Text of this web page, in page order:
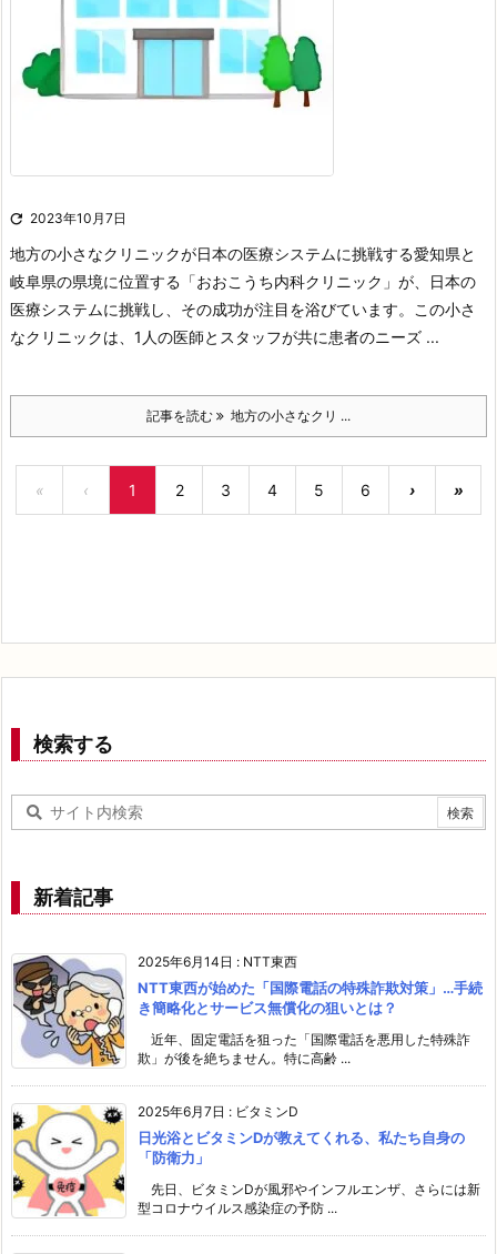
 2023年10月7日
地方の小さなクリニックが日本の医療システムに挑戦する愛知県と
岐阜県の県境に位置する「おおこうち内科クリニック」が、日本の
医療システムに挑戦し、その成功が注目を浴びています。この小さ
なクリニックは、1人の医師とスタッフが共に患者のニーズ ...
記事を読む 地方の小さなクリ ...
« ‹ 1 2 3 4 5 6 › »
検索する
新着記事
2025年6月14日 : NTT東西
NTT東西が始めた「国際電話の特殊詐欺対策」…手続
き簡略化とサービス無償化の狙いとは？
近年、固定電話を狙った「国際電話を悪用した特殊詐
欺」が後を絶ちません。特に高齢 ...
2025年6月7日 : ビタミンD
日光浴とビタミンDが教えてくれる、私たち自身の
「防衛力」
先日、ビタミンDが風邪やインフルエンザ、さらには新
型コロナウイルス感染症の予防 ...